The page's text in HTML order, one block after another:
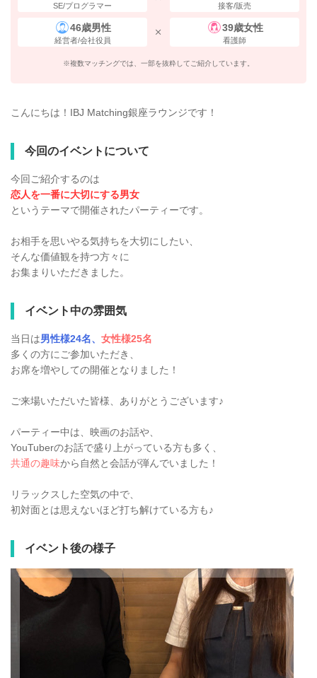
SE/プログラマー 接客/販売
46歳男性
経営者/会社役員
39歳女性
看護師
※複数マッチングでは、一部を抜粋してご紹介しています。
こんにちは！IBJ Matching銀座ラウンジです！
今回のイベントについて
今回ご紹介するのは
恋人を一番に大切にする男女
というテーマで開催されたパーティーです。
お相手を思いやる気持ちを大切にしたい、
そんな価値観を持つ方々に
お集まりいただきました。
イベント中の雰囲気
当日は男性様24名、 女性様25名
多くの方にご参加いただき、
お席を増やしての開催となりました！
ご来場いただいた皆様、ありがとうございます♪
パーティー中は、映画のお話や、
YouTuberのお話で盛り上がっている方も多く、
共通の趣味から自然と会話が弾んでいました！
リラックスした空気の中で、
初対面とは思えないほど打ち解けている方も♪
イベント後の様子